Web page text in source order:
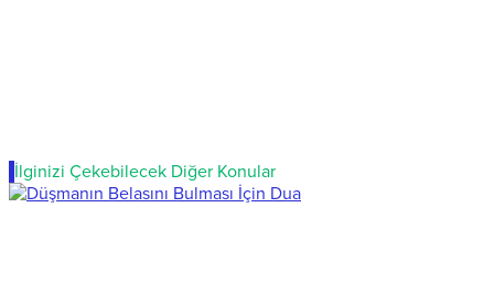
İlginizi Çekebilecek Diğer Konular